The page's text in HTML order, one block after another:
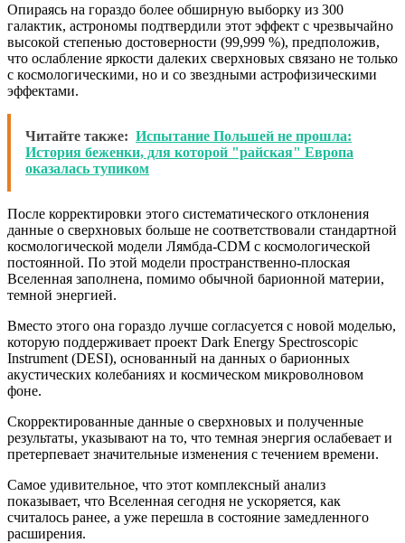
Опираясь на гораздо более обширную выборку из 300
галактик, астрономы подтвердили этот эффект с чрезвычайно
высокой степенью достоверности (99,999 %), предположив,
что ослабление яркости далеких сверхновых связано не только
с космологическими, но и со звездными астрофизическими
эффектами.
Читайте также: Испытание Польшей не прошла:
История беженки, для которой "райская" Европа
оказалась тупиком
После корректировки этого систематического отклонения
данные о сверхновых больше не соответствовали стандартной
космологической модели Лямбда-CDM с космологической
постоянной. По этой модели пространственно-плоская
Вселенная заполнена, помимо обычной барионной материи,
темной энергией.
Вместо этого она гораздо лучше согласуется с новой моделью,
которую поддерживает проект Dark Energy Spectroscopic
Instrument (DESI), основанный на данных о барионных
акустических колебаниях и космическом микроволновом
фоне.
Скорректированные данные о сверхновых и полученные
результаты, указывают на то, что темная энергия ослабевает и
претерпевает значительные изменения с течением времени.
Самое удивительное, что этот комплексный анализ
показывает, что Вселенная сегодня не ускоряется, как
считалось ранее, а уже перешла в состояние замедленного
расширения.